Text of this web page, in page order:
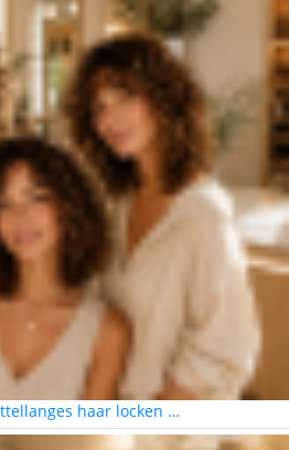
haar locken …